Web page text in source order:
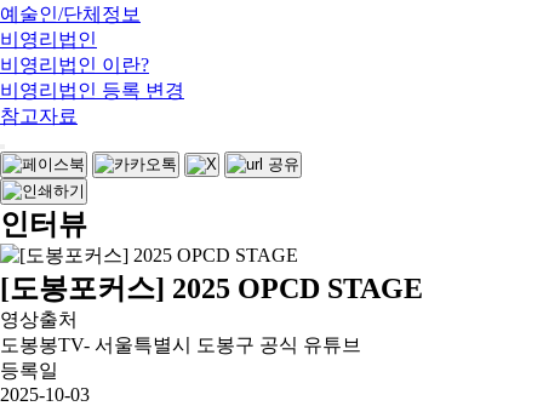
예술인/단체정보
비영리법인
비영리법인 이란?
비영리법인 등록 변경
참고자료
인터뷰
[도봉포커스] 2025 OPCD STAGE
영상출처
도봉봉TV- 서울특별시 도봉구 공식 유튜브
등록일
2025-10-03